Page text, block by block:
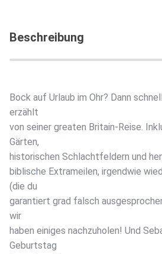
Beschreibung
Bock auf Urlaub im Ohr? Dann
erzählt
von seiner greaten Britain-Reise.
Gärten,
historischen Schlachtfeldern und
biblische Extrameilen, irgendwie
(die du
garantiert grad falsch
wir
haben einiges nachzuholen! Und
Geburtstag